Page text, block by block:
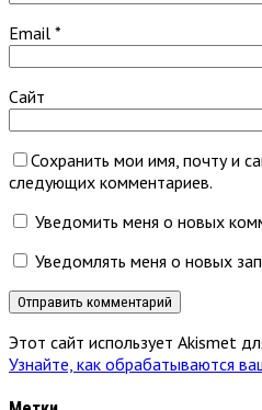
Email *
Сайт
Сохранить мои имя, почту и
следующих комментариев.
Уведомить меня о новых
Уведомлять меня о новых
Этот сайт использует Akismet
Узнайте, как обрабатываются